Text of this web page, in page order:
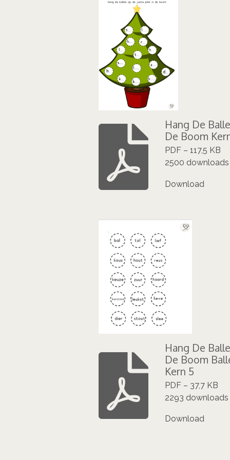
Hang De
De Boom
PDF – 117,5 KB
2500 downloads
Download
Hang De
De Boom
Kern 5
PDF – 37,7 KB
2293 downloads
Download